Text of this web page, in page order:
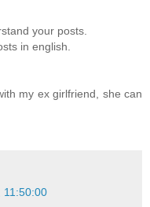
your posts.
in english.
my ex girlfriend, she can
11:50:00